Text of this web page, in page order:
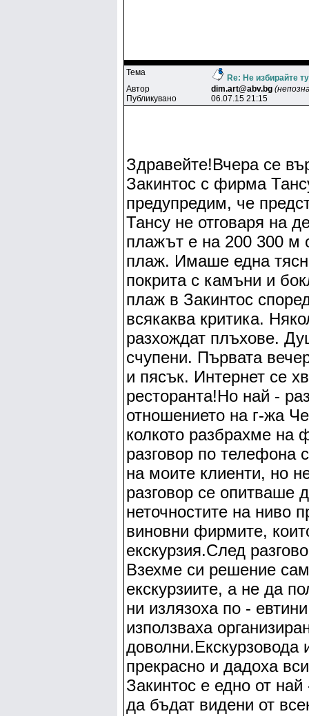
Тема
Re: Не избирайте
Автор
dim.art@abv.bg
Публикувано
06.07.15 21:15
Здравейте!Вчера се
Закинтос с фирма
предупредим, че
Тансу не отговаря на
плажът е на 200 300 м
плаж. Имаше една
покрита с камъни и
плаж в Закинтос
всякаква критика.
разхождат плъхове.
счупени. Първата
и пясък. Интернет се
ресторанта!Но най -
отношението на г-жа
колкото разбрахме на
разговор по телефона
на моите клиенти, но
разговор се опитваше
неточностите на ниво
виновни фирмите,
екскурзия.След
Взехме си решение
екскурзиите, а не да
ни излязоха по -
използваха
прекрасно и дадоха
Закинтос е едно от
да бъдат видени от